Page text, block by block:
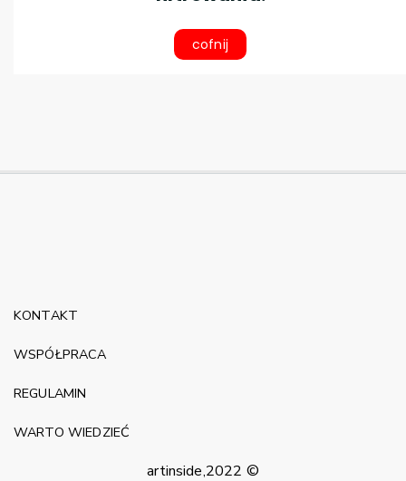
cofnij
artinside,2022 ©
KONTAKT
WSPÓŁPRACA
REGULAMIN
WARTO WIEDZIEĆ